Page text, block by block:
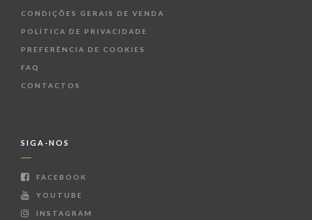
CONDIÇÕES GERAIS DE VENDA
POLÍTICA DE PRIVACIDADE
PREFERÊNCIA DE COOKIES
FAQ
CONTACTOS
SIGA-NOS
FACEBOOK
YOUTUBE
INSTAGRAM